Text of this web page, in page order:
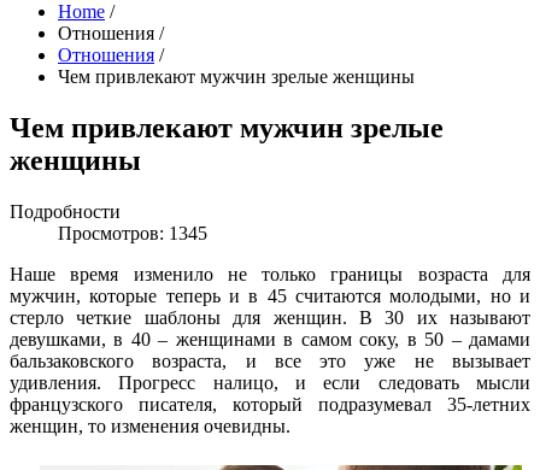
Home /
Отношения /
Отношения /
Чем привлекают мужчин зрелые женщины
Чем привлекают мужчин зрелые
женщины
Подробности
Просмотров: 1345
Наше время изменило не только границы возраста для
мужчин, которые теперь и в 45 считаются молодыми, но и
стерло четкие шаблоны для женщин. В 30 их называют
девушками, в 40 – женщинами в самом соку, в 50 – дамами
бальзаковского возраста, и все это уже не вызывает
удивления. Прогресс налицо, и если следовать мысли
французского писателя, который подразумевал 35-летних
женщин, то изменения очевидны.